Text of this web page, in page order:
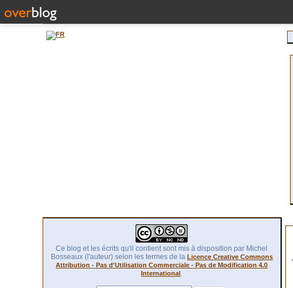
Ce blog et les écrits qu'il contient sont mis à disposition par Michel
Bosseaux (l'auteur) selon les termes de la Licence Creative Commons
Attribution - Pas d'Utilisation Commerciale - Pas de Modification 4.0
International.